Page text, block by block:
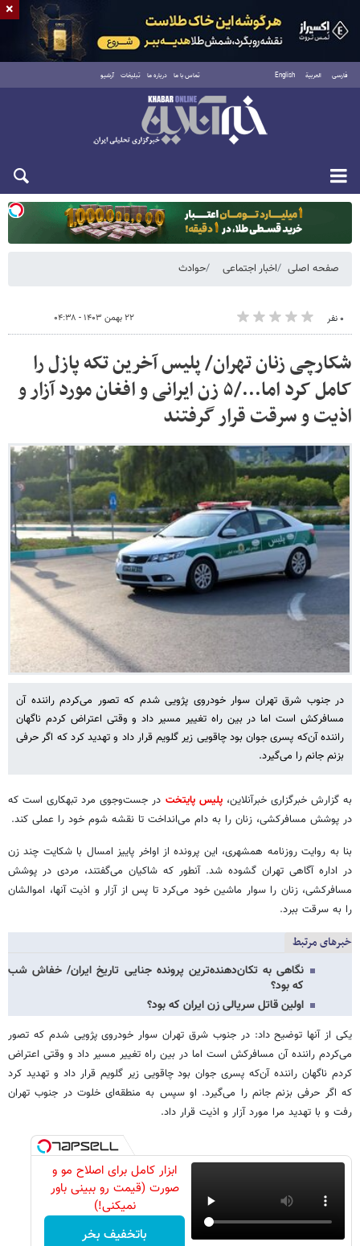
فارسی العربية English تماس با ما درباره ما تبلیغات آرشیو
یکشنبه ۱۸ مرداد ۱۴۰۵
صفحه اصلی اخبار اجتماعی حوادث
۰ نفر ۲۲ بهمن ۱۴۰۳ - ۰۴:۳۸
شکارچی زنان تهران/ پلیس آخرین تکه پازل را
کامل کرد اما.../۵ زن ایرانی و افغان مورد آزار و
اذیت و سرقت قرار گرفتند
در جنوب شرق تهران سوار خودروی پژویی شدم که تصور می‌کردم راننده آن
مسافرکش است اما در بین راه تغییر مسیر داد و وقتی اعتراض کردم ناگهان
راننده آن‌که پسری جوان بود چاقویی زیر گلویم قرار داد و تهدید کرد که اگر حرفی
بزنم جانم را می‌گیرد.
به گزارش خبرگزاری خبرآنلاین، پلیس پایتخت در جست‌وجوی مرد تبهکاری است که
در پوشش مسافرکشی، زنان را به دام می‌انداخت تا نقشه شوم خود را عملی کند.‌
بنا به روایت روزنامه همشهری، این پرونده از اواخر پاییز امسال با شکایت چند زن
در اداره آگاهی تهران گشوده شد. آنطور که شاکیان می‌گفتند، مردی در پوشش
مسافرکشی، زنان را سوار ماشین خود می‌کرد تا پس از آزار و اذیت آنها، ‌اموالشان
را به سرقت ببرد.‌
خبرهای مرتبط
نگاهی به تکان‌دهنده‌ترین پرونده‌ جنایی تاریخ ایران/ خفاش شب
که بود؟
اولین قاتل سریالی زن ایران که بود؟
یکی از آنها توضیح داد: در جنوب شرق تهران سوار خودروی پژویی شدم که تصور
می‌کردم راننده آن مسافرکش است اما در بین راه تغییر مسیر داد و وقتی اعتراض
کردم ناگهان راننده آن‌که پسری جوان بود چاقویی زیر گلویم قرار داد و تهدید کرد
که اگر حرفی بزنم جانم را می‌گیرد. او سپس به منطقه‌ای خلوت در جنوب تهران
رفت و با تهدید مرا مورد آزار و اذیت قرار داد.
ابزار کامل برای اصلاح مو و
صورت (قیمت رو ببینی باور
نمیکنی!)
باتخفیف بخر
×